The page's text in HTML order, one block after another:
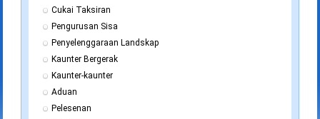
Cukai Taksiran
Pengurusan Sisa
Penyelenggaraan Landskap
Kaunter Bergerak
Kaunter-kaunter
Aduan
Pelesenan